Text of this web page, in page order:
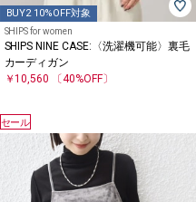
BUY2 10%OFF対象
SHIPS for women
SHIPS NINE CASE:〈洗濯機可能〉裏毛
カーディガン
￥10,560
〔40%OFF〕
セール